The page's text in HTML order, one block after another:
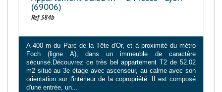
(69006)
Ref 384b
A 400 m du Parc de la Tête d'Or, et à proximité du métro
Foch (ligne A), dans un immeuble de caractère
sécurisé.Découvrez ce très bel appartement T2 de 52.02
m2 situé au 3e étage avec ascenseur, au calme avec son
orientation sur l'intérieur de la copropriété. Il est composé
d'une entrée, un...